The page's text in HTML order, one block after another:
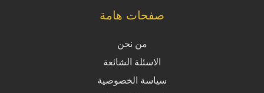
صفحات هامة
من نحن
الاسئلة الشائعة
سياسة الخصوصية